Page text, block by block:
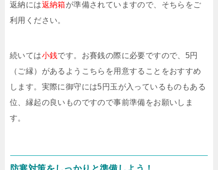
返納には返納箱が準備されていますので、そちらをご
利用ください。
続いては小銭です。お賽銭の際に必要ですので、5円
（ご縁）があるようこちらを用意することをおすすめ
します。実際に御守には5円玉が入っているものもある
位、縁起の良いものですので事前準備をお願いしま
す。